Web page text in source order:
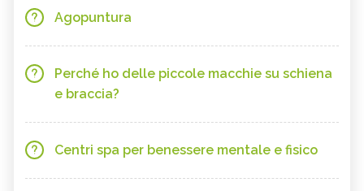
Agopuntura
Perché ho delle piccole macchie su schiena
e braccia?
Centri spa per benessere mentale e fisico